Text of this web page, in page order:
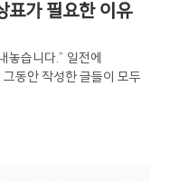
표가 필요한 이유
놓습니다.” 일전에
동안 작성한 글들이 모두